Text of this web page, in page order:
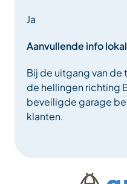
Ja
Aanvullende info
Bij de uitgang van de
de hellingen richting
beveiligde garage
klanten.